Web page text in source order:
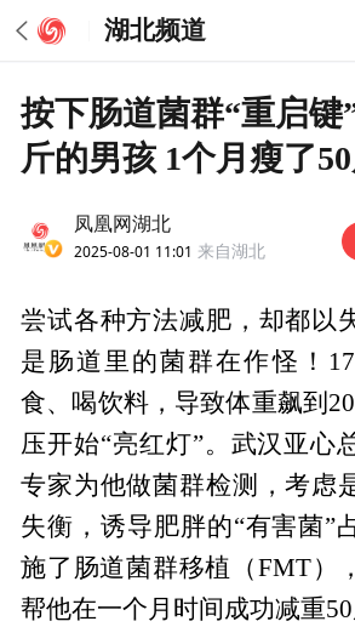
湖北频道
按下肠道菌群“重启键
斤的男孩 1个月瘦了
凤凰网湖北
2025-08-01 11:01 来自湖北
尝试各种方法减肥，却都以
是肠道里的菌群在作怪！
食、喝饮料，导致体重飙到
压开始“亮红灯”。武汉亚心
专家为他做菌群检测，考虑
失衡，诱导肥胖的“有害菌”
施了肠道菌群移植（FMT）
帮他在一个月时间成功减重50